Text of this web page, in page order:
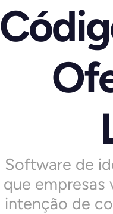
Software de
que empresas
intenção de